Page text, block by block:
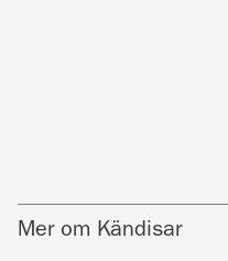
Mer om Kändisar